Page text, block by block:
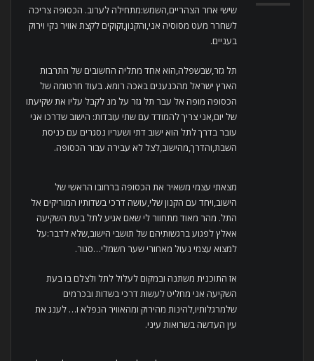
שישי אחר הצהריים,השמש:מתחילה לערוב. הכסופה צריכה
לשחרר מעט מסוסיה אני,והקנון,זקוקים לקצת אוויר נקי וירוק
בעניים.
תל גזר,שבשפלה,הוא אחד מתליה החשובים של התרבות
הארץ ישראל מהכנענים באכה רומא. בעוד חרטומה של
הכסופה מופה אל עבר תל גזר על מנ לקבל עליו את שקיעתו
של יום,אני צריך להמודד עם שתי עובדות: הישוב שדרכו אני
עובר בדרך לתל הוא ישוב דתי ושעריו נסגרים עם כניסת
השבת,והדרך,מהישוב,לצל לא עבירה עבור הכסופה.
מצאתי עצמי משאיר את הכסופה ברחובו הראשי של
הישוב,ויחד עם הקנון שלי,עושה דרכי בשדותיו המוריקים אל
התל. מהר מאוד מתחוור לי שאם אגיע לתל בעת השקיעה
אאלץ לפגוע ברגשותיהם של תושבי הישוב,שלא לדבר:על
למצוא עצמי נעול מאחורי שער חשמלי…סגור.
אז התוכנית משתנה ובמקום לעלול לתל ולצלם בו בעת
השקיעה אני מחליט לעשות דרכי בשדות ובכרמים
שלמרגלותיו,להינות מהירוק ומהאוויר הנפלא ו… לענג את
עין העדשה בשרואות עיני.